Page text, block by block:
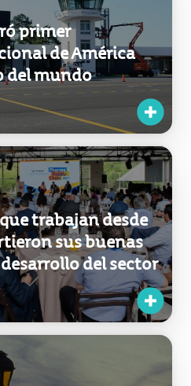
primer
de América
del mundo
trabajan desde
del sector